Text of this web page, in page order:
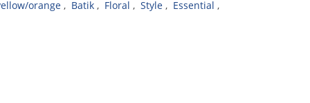
orange , Batik , Floral , Style , Essential ,